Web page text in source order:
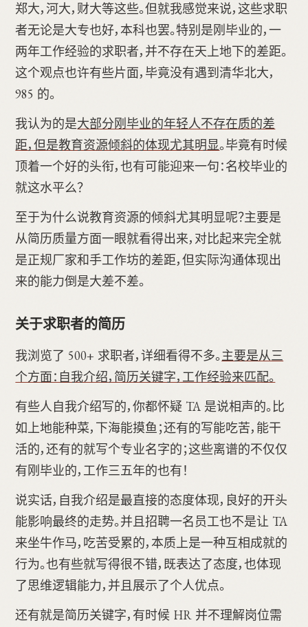
郑大，河大，财大等这些。但就我感觉来说，这些求职
者无论是大专也好，本科也罢。特别是刚毕业的，一
两年工作经验的求职者，并不存在天上地下的差距。
这个观点也许有些片面，毕竟没有遇到清华北大，
985 的。
我认为的是大部分刚毕业的年轻人不存在质的差
距，但是教育资源倾斜的体现尤其明显。毕竟有时候
顶着一个好的头衔，也有可能迎来一句：名校毕业的
就这水平么？
至于为什么说教育资源的倾斜尤其明显呢？主要是
从简历质量方面一眼就看得出来，对比起来完全就
是正规厂家和手工作坊的差距，但实际沟通体现出
来的能力倒是大差不差。
关于求职者的简历
我浏览了 500+ 求职者，详细看得不多。主要是从三
个方面：自我介绍，简历关键字，工作经验来匹配。
有些人自我介绍写的，你都怀疑 TA 是说相声的。比
如上地能种菜，下海能摸鱼；还有的写能吃苦，能干
活的，还有的就写个专业名字的；这些离谱的不仅仅
有刚毕业的，工作三五年的也有！
说实话，自我介绍是最直接的态度体现，良好的开头
能影响最终的走势。并且招聘一名员工也不是让 TA
来坐牛作马，吃苦受累的，本质上是一种互相成就的
行为。也有些就写得很不错，既表达了态度，也体现
了思维逻辑能力，并且展示了个人优点。
还有就是简历关键字，有时候 HR 并不理解岗位需